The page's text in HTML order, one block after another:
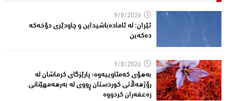
9/8/2026
ئێران: له‌ ئاماده‌باشیداین و چاودێری دۆخه‌كه‌
ده‌كه‌ین
9/8/2026
بەهۆی کەمئاوییەوە؛ پارێزگاى کرماشان لە
رۆژهەڵاتى کوردستان ڕووى لە بەرهەمهێنانى
زەعفەران کردووە